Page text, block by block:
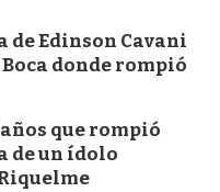
Edinson Cavani
donde rompió
que rompió
de un ídolo